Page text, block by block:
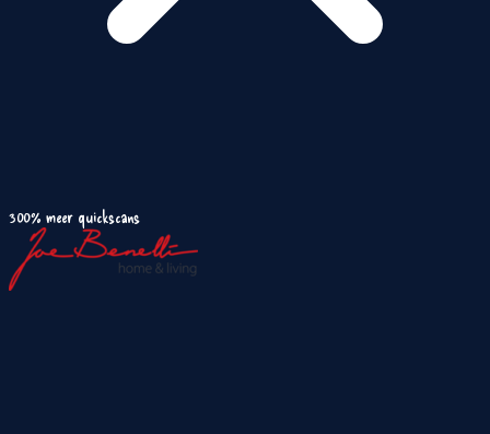
300% meer quickscans